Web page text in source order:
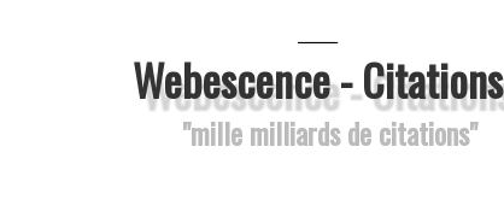
Webescence - Citations
"mille milliards de citations"